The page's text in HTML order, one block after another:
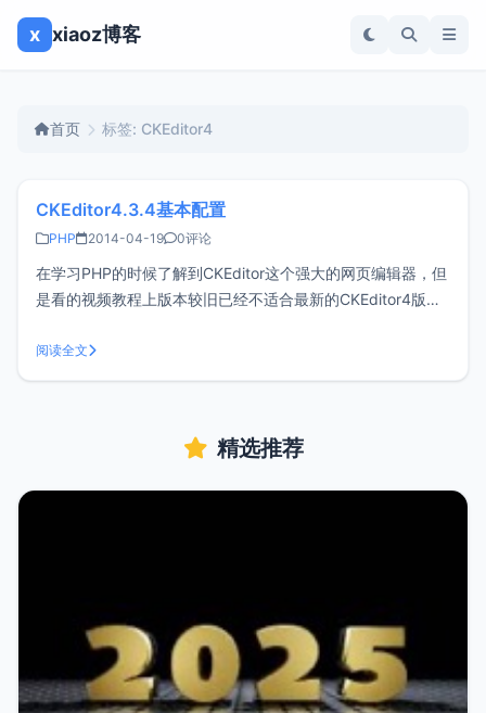
x xiaoz博客
首页 标签: CKEditor4
CKEditor4.3.4基本配置
PHP 2014-04-19 0评论
在学习PHP的时候了解到CKEditor这个强大的网页编辑器，但
是看的视频教程上版本较旧已经不适合最新的CKEditor4版
入ckeditor核心文件ckeditor.js二、在使用编辑器的地方插入
HTML控件textarea文本的默认HTML代
阅读全文
精选推荐